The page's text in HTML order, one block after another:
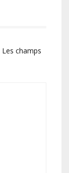
Les champs